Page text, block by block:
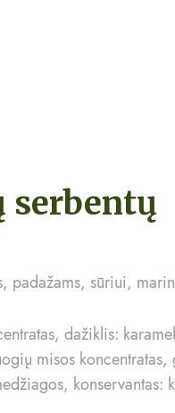
serbentų
padažams, sūriui,
dažiklis:
misos
konservantas: